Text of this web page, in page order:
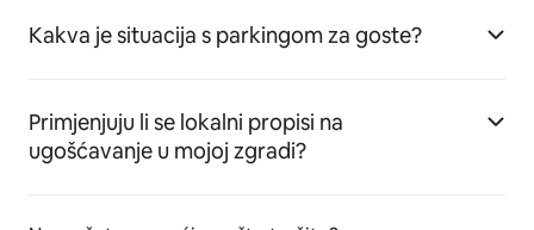
Kakva je situacija s parkingom za goste?
Primjenjuju li se lokalni propisi na
ugošćavanje u mojoj zgradi?